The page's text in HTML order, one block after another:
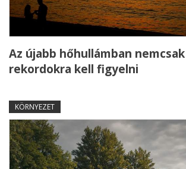
Az újabb hőhullámban
rekordokra kell figyelni
KÖRNYEZET